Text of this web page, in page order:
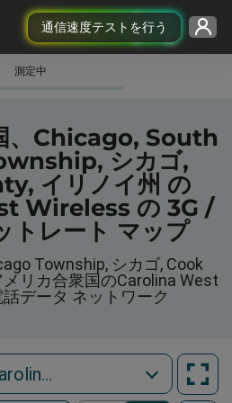
通信速度テストを行う
測定中
、Chicago, South
シカゴ,
イリノイ州 の
Wireless の 3G /
トレート マップ
Township, シカゴ, Cook
リカ合衆国のCarolina West
データ ネットワーク
Carolina West Wireless